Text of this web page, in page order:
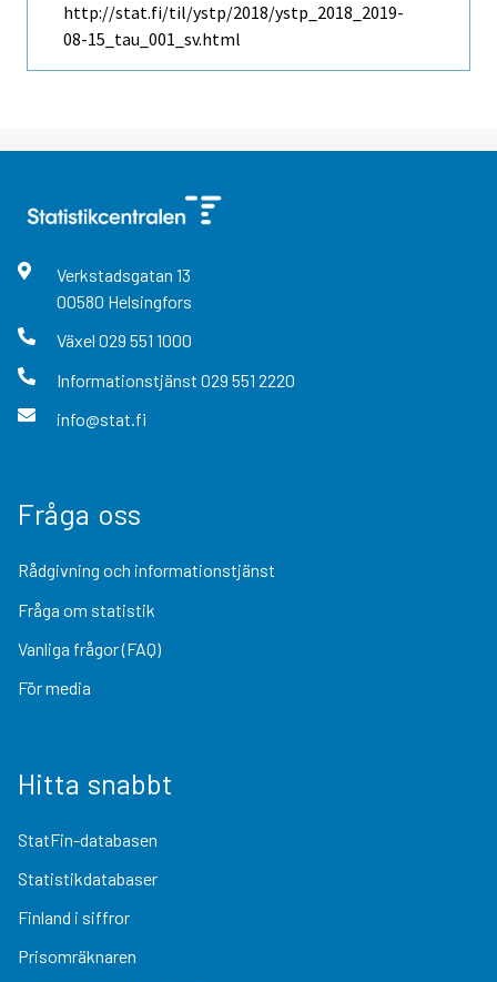
http://stat.fi/til/ystp/2018/ystp_2018_2019-
08-15_tau_001_sv.html
Verkstadsgatan 13
00580 Helsingfors
Växel 029 551 1000
Informationstjänst 029 551 2220
info@stat.fi
Fråga oss
Rådgivning och informationstjänst
Fråga om statistik
Vanliga frågor (FAQ)
För media
Hitta snabbt
StatFin-databasen
Statistikdatabaser
Finland i siffror
Prisomräknaren